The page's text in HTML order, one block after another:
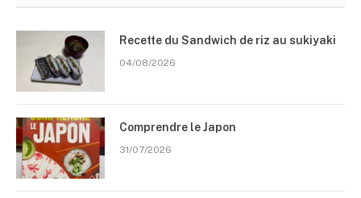
Recette du Sandwich de riz au sukiyaki
04/08/2026
Comprendre le Japon
31/07/2026